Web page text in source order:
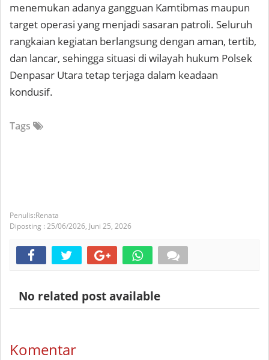
menemukan adanya gangguan Kamtibmas maupun
target operasi yang menjadi sasaran patroli. Seluruh
rangkaian kegiatan berlangsung dengan aman, tertib,
dan lancar, sehingga situasi di wilayah hukum Polsek
Denpasar Utara tetap terjaga dalam keadaan
kondusif.
Tags
Renata
Diposting : 25/06/2026, Juni 25, 2026
No related post available
Komentar